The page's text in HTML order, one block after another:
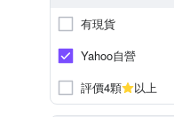
有現貨
Yahoo自營
評價4顆
以上